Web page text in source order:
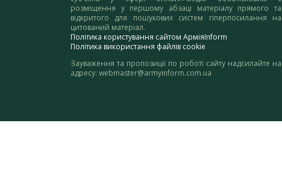
розміщення у першому абзаці матеріалу прямого та
відкритого для пошукових систем гіперпосилання на
цитований матеріал.
Політика користування сайтом АрміяInform
Політика використання файлів cookie
Зауваження та пропозиції по роботі сайту надсилайте на
адресу: webmaster@armyinform.com.ua